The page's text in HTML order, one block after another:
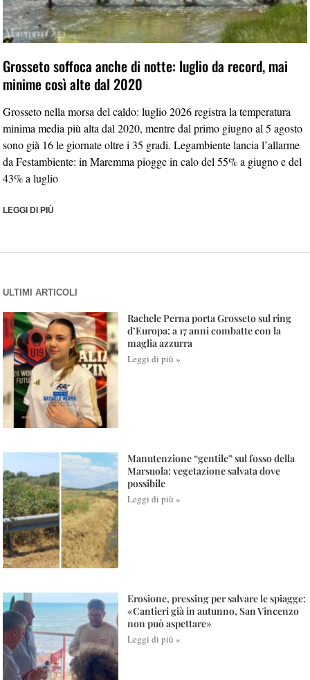
Grosseto soffoca anche di notte: luglio da record, mai
minime così alte dal 2020
Grosseto nella morsa del caldo: luglio 2026 registra la temperatura
minima media più alta dal 2020, mentre dal primo giugno al 5 agosto
sono già 16 le giornate oltre i 35 gradi. Legambiente lancia l’allarme
da Festambiente: in Maremma piogge in calo del 55% a giugno e del
43% a luglio
LEGGI DI PIÙ
ULTIMI ARTICOLI
Rachele Perna porta Grosseto sul ring
d’Europa: a 17 anni combatte con la
maglia azzurra
Leggi di più »
Manutenzione “gentile” sul fosso della
Marsuola: vegetazione salvata dove
possibile
Leggi di più »
Erosione, pressing per salvare le spiagge:
«Cantieri già in autunno, San Vincenzo
non può aspettare»
Leggi di più »